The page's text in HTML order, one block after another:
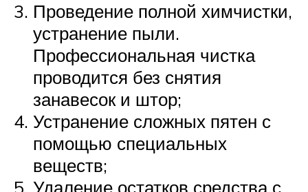
Проведение полной химчистки,
устранение пыли.
Профессиональная чистка
проводится без снятия
занавесок и штор;
Устранение сложных пятен с
помощью специальных
веществ;
Удаление остатков средства с